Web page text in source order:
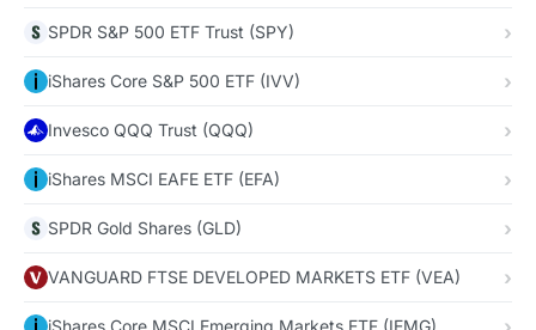
SPDR S&P 500 ETF Trust (SPY)
iShares Core S&P 500 ETF (IVV)
Invesco QQQ Trust (QQQ)
iShares MSCI EAFE ETF (EFA)
SPDR Gold Shares (GLD)
VANGUARD FTSE DEVELOPED MARKETS ETF (VEA)